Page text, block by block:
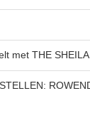
met THE